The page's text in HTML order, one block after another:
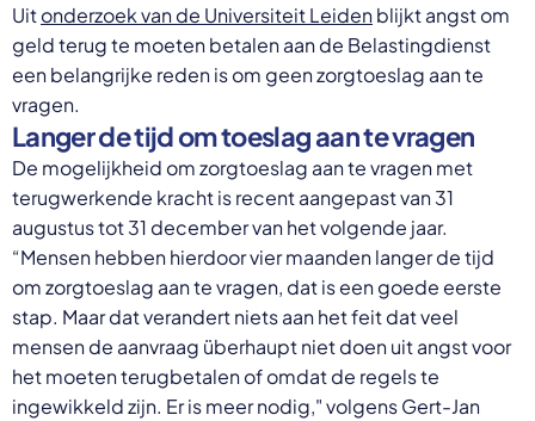
Uitonderzoek van de Universiteit Leidenblijkt angst om
geld terug te moeten betalen aan de Belastingdienst
een belangrijke reden is om geen zorgtoeslag aan te
vragen.
Langer de tijd om toeslag aan te vragen
De mogelijkheid om zorgtoeslag aan te vragen met
terugwerkende kracht is recent aangepast van 31
augustus tot 31 december van het volgende jaar.
“Mensen hebben hierdoor vier maanden langer de tijd
om zorgtoeslag aan te vragen, dat is een goede eerste
stap. Maar dat verandert niets aan het feit dat veel
mensen de aanvraag überhaupt niet doen uit angst voor
het moeten terugbetalen of omdat de regels te
ingewikkeld zijn. Er is meer nodig," volgens Gert-Jan